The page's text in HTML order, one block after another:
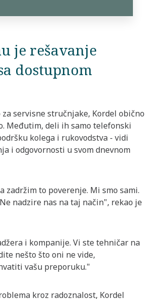
je rešavanje
dostupnom
servisne stručnjake, Kordel obično
Međutim, deli ih samo telefonski
kolega i rukovodstva - vidi
i odgovornosti u svom dnevnom
zadržim to poverenje. Mi smo sami.
nadzire nas na taj način", rekao je
i kompanije. Vi ste tehničar na
nešto što oni ne vide,
vašu preporuku."
kroz radoznalost, Kordel